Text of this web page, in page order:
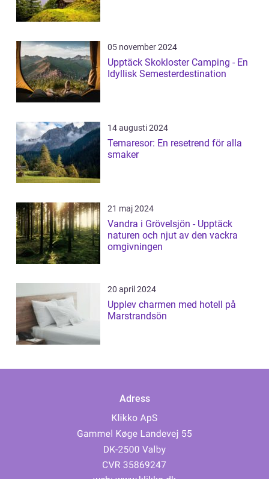
05 november 2024
Upptäck Skokloster Camping - En
Idyllisk Semesterdestination
14 augusti 2024
Temaresor: En resetrend för alla
smaker
21 maj 2024
Vandra i Grövelsjön - Upptäck
naturen och njut av den vackra
omgivningen
20 april 2024
Upplev charmen med hotell på
Marstrandsön
Adress